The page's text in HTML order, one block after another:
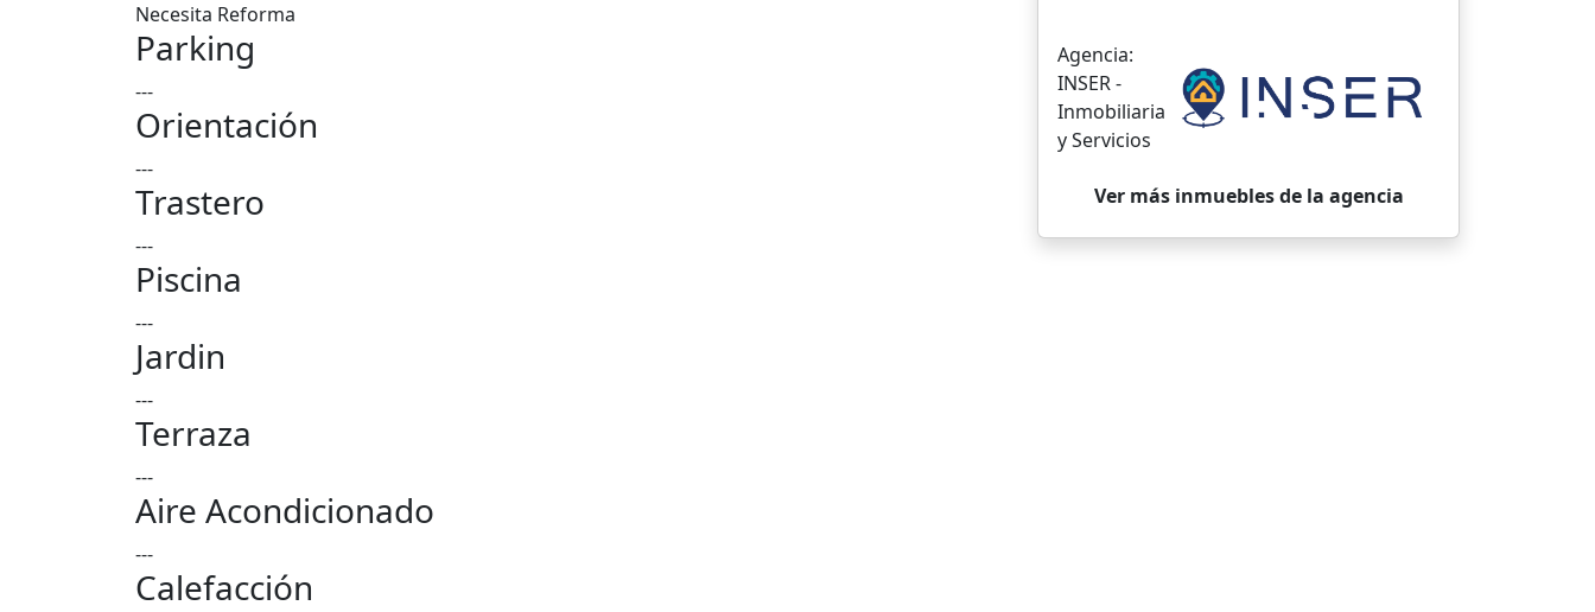
Necesita Reforma
Parking
---
Orientación
---
Trastero
---
Piscina
---
Jardin
---
Terraza
---
Aire Acondicionado
---
Calefacción
Agencia:
INSER -
Inmobiliaria
y Servicios
Ver más inmuebles de la agencia